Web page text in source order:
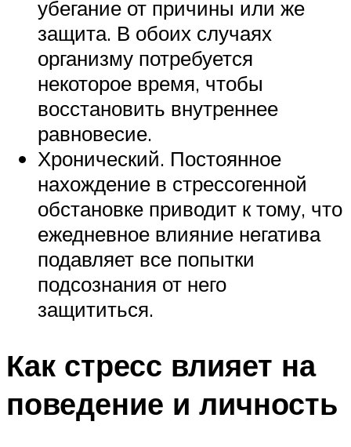
убегание от причины или же
защита. В обоих случаях
организму потребуется
некоторое время, чтобы
восстановить внутреннее
равновесие.
Хронический. Постоянное
нахождение в стрессогенной
обстановке приводит к тому, что
ежедневное влияние негатива
подавляет все попытки
подсознания от него
защититься.
Как стресс влияет на
поведение и личность